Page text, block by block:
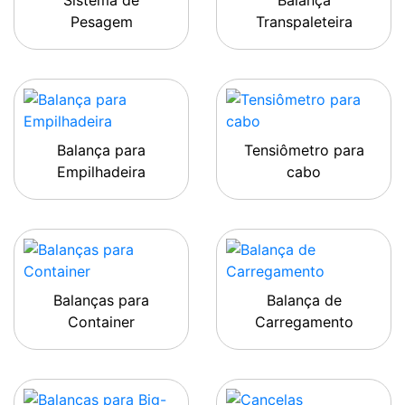
Pesagem
Transpaleteira
Balança para
Empilhadeira
Tensiômetro para
cabo
Balanças para
Container
Balança de
Carregamento